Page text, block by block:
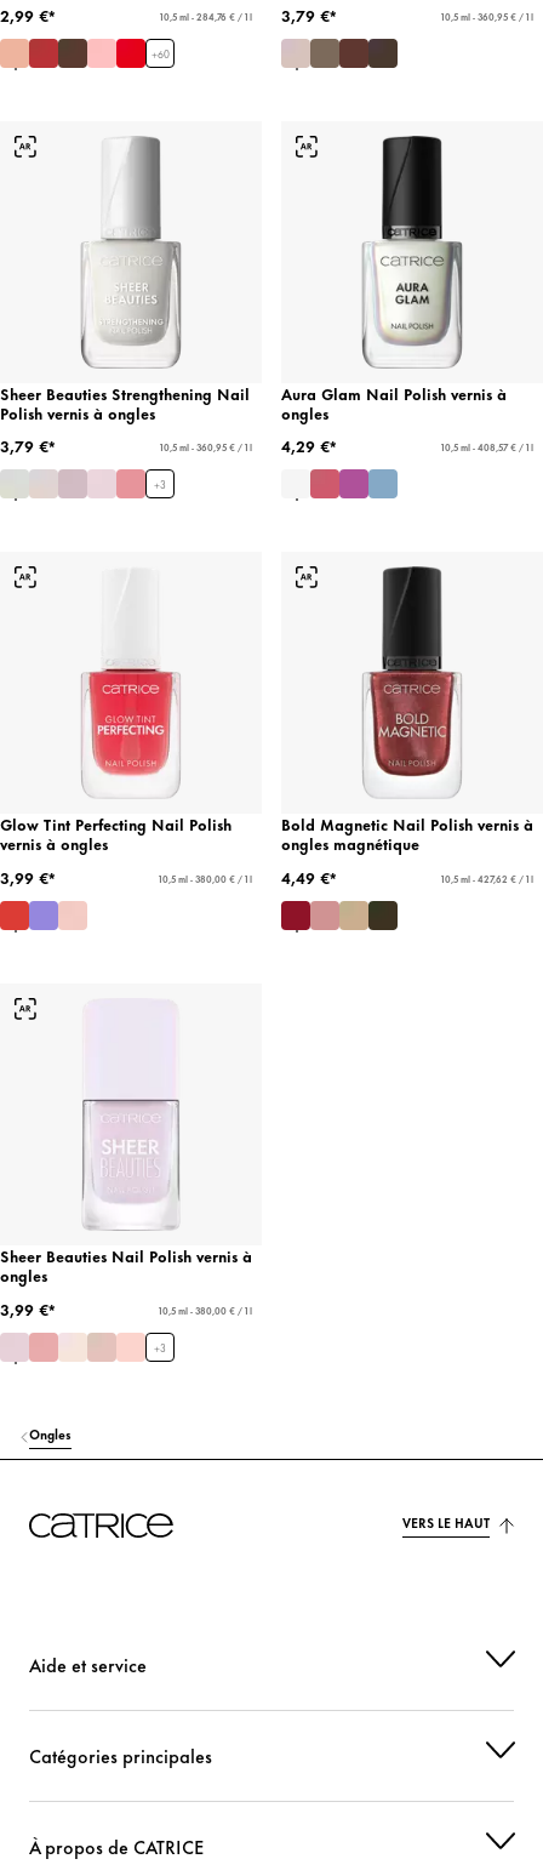
2,99 €*
10,5 ml - 284,76 € / 1 l
+60
3,79 €*
10,5 ml - 360,95 € / 1 l
Sheer Beauties Strengthening Nail
Polish vernis à ongles
3,79 €*
10,5 ml - 360,95 € / 1 l
+3
Aura Glam Nail Polish vernis à
ongles
4,29 €*
10,5 ml - 408,57 € / 1 l
Glow Tint Perfecting Nail Polish
vernis à ongles
3,99 €*
10,5 ml - 380,00 € / 1 l
Bold Magnetic Nail Polish vernis à
ongles magnétique
4,49 €*
10,5 ml - 427,62 € / 1 l
Sheer Beauties Nail Polish vernis à
ongles
3,99 €*
10,5 ml - 380,00 € / 1 l
+3
Ongles
VERS LE HAUT
Aide et service
Catégories principales
À propos de CATRICE